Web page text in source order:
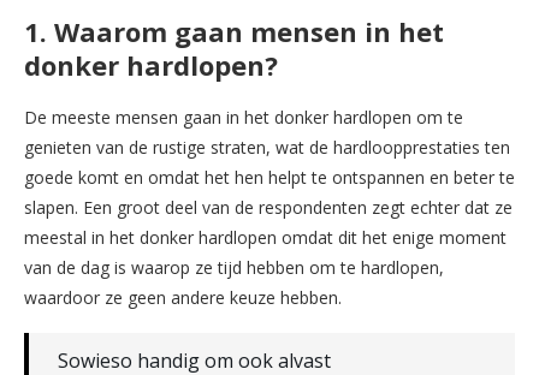
1. Waarom gaan mensen in het
donker hardlopen?
De meeste mensen gaan in het donker hardlopen om te
genieten van de rustige straten, wat de hardloopprestaties ten
goede komt en omdat het hen helpt te ontspannen en beter te
slapen. Een groot deel van de respondenten zegt echter dat ze
meestal in het donker hardlopen omdat dit het enige moment
van de dag is waarop ze tijd hebben om te hardlopen,
waardoor ze geen andere keuze hebben.
Sowieso handig om ook alvast